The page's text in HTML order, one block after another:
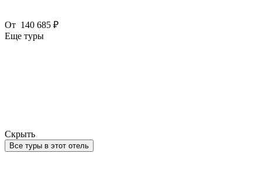
От 140 685 ₽
Еще туры
Скрыть
Все туры в этот отель